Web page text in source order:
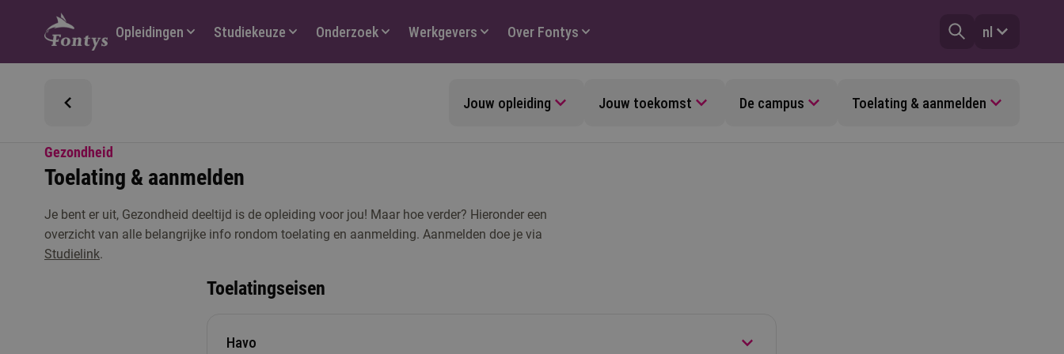
Hoofdmenu
Opleidingen Studiekeuze Onderzoek Werkgevers Over Fontys nl
Jouw opleiding Jouw toekomst De campus Toelating & aanmelden
Gezondheid
Toelating & aanmelden
Je bent er uit, Gezondheid deeltijd is de opleiding voor jou! Maar hoe verder? Hieronder een
overzicht van alle belangrijke info rondom toelating en aanmelding. Aanmelden doe je via
Studielink.
Toelatingseisen
Havo